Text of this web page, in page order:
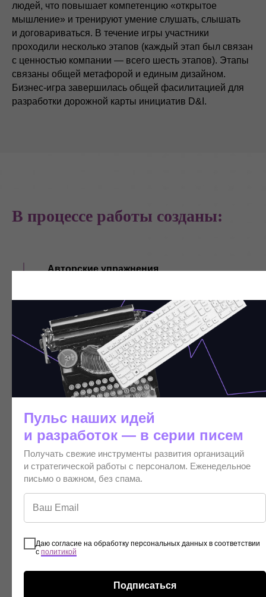
Пульс наших идей
и разработок — в серии писем
Получать свежие инструменты развития организаций
и стратегической работы с персоналом. Еженедельное
письмо о важном, без спама.
Даю согласие на обработку персональных данных в соответствии
с политикой
Подписаться
людей, что повышает компетенцию «открытое
мышление» и тренируют умение слушать, слышать
и договариваться. В течение игры участники
проходили несколько этапов (каждый этап был связан
с ценностью компании — всего шесть этапов). Этапы
связаны общей метафорой и единым дизайном.
Бизнес-игра завершилась общей фасилитацией для
разработки дорожной карты инициатив D&I.
В процессе работы созданы:
Авторские упражнения
упражнение связано с ценностью компании и идеей
Сценарий под ценности и стратегию
Упражнения объединены единым сценарием,
который учитывает миссию, ценности
и стратегические инициативы компании. В нашем
«Многообразие» — это более понятный термин,
который позволяет сотрудникам понять, на что
и как они должны обращать внимание в своей
повседневной деятельности.
Материалы для дальнейшей работы HR
погружения сотрудников в стратегические
инициативы.
Атмосфера для погружения в концепцию